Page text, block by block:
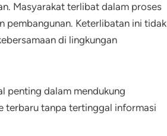
Masyarakat terlibat dalam proses
pembangunan. Keterlibatan ini tidak
di lingkungan
penting dalam mendukung
terbaru tanpa tertinggal informasi